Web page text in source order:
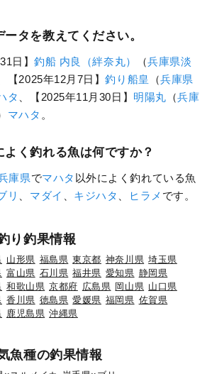
タを教えてください。
日】釣船 内良（絆奈丸） （兵庫県淡
、【2025年12月7日】釣り船皇 （兵庫県
タ 、【2025年11月30日】 明陽丸 （兵庫
マハタ 。
よく釣れる魚は何ですか？
庫県でマハタ 以外によく釣れている魚
リ マダイ キジハタ ヒラメ です。
り釣果情報
山形県 福島県 東京都 神奈川県 埼玉県
富山県 石川県 福井県 愛知県 静岡県
和歌山県 京都府 広島県 岡山県 山口県
香川県 徳島県 愛媛県 福岡県 佐賀県
鹿児島県 沖縄県
魚種の釣果情報